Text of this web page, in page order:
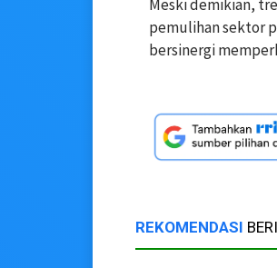
Meski demikian,
pemulihan sektor
bersinergi
REKOMENDASI